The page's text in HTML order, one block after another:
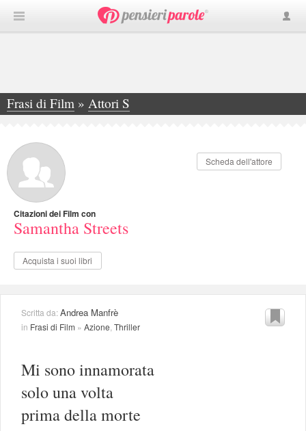
Frasi di Film » Attori S
»Samantha Streets
Scheda dell'attore
Citazioni dei Film con
Samantha Streets
Acquista i suoi libri
Scritta da:Andrea Manfrè
in Frasi di Film » Azione,Thriller
Mi sono innamorata
solo una volta
prima della morte